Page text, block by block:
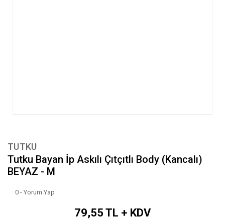
TUTKU
Tutku Bayan İp Askılı Çıtçıtlı Body (Kancalı)
BEYAZ - M
0 - Yorum Yap
79,55 TL + KDV